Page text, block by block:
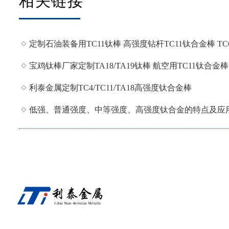
定制石油装备用TC11钛棒 高强度钻杆TC11钛合金棒
宝鸡钛棒厂家定制TA18/TA19钛棒 航空用TC11钛合金棒
利泰金属定制TC4/TC11/TA18高强度钛合金棒
低强、普通强度、中等强度、高强度钛合金的特点及应